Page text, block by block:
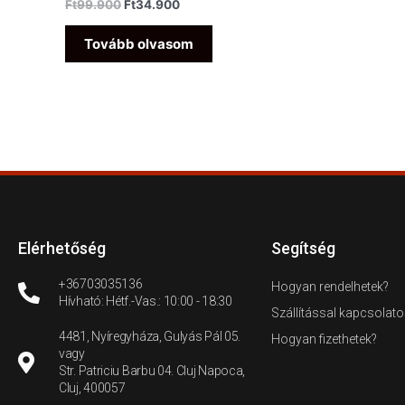
Ft99.900Ft34.900
Tovább olvasom
Elérhetőség
+36703035136
Hívható: Hétf.-Vas.: 10:00 - 18:30
4481, Nyíregyháza, Gulyás Pál 05.
vagy
Str. Patriciu Barbu 04. Cluj Napoca,
Cluj, 400057
Segítség
Hogyan rendelhetek?
Szállítással
Hogyan fizethetek?